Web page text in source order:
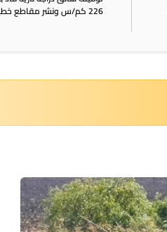
226 كم/س ونشر مقاطع خطيرة على الشبكات